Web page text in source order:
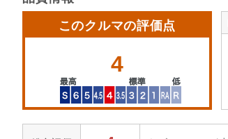
このクルマの評価点
4